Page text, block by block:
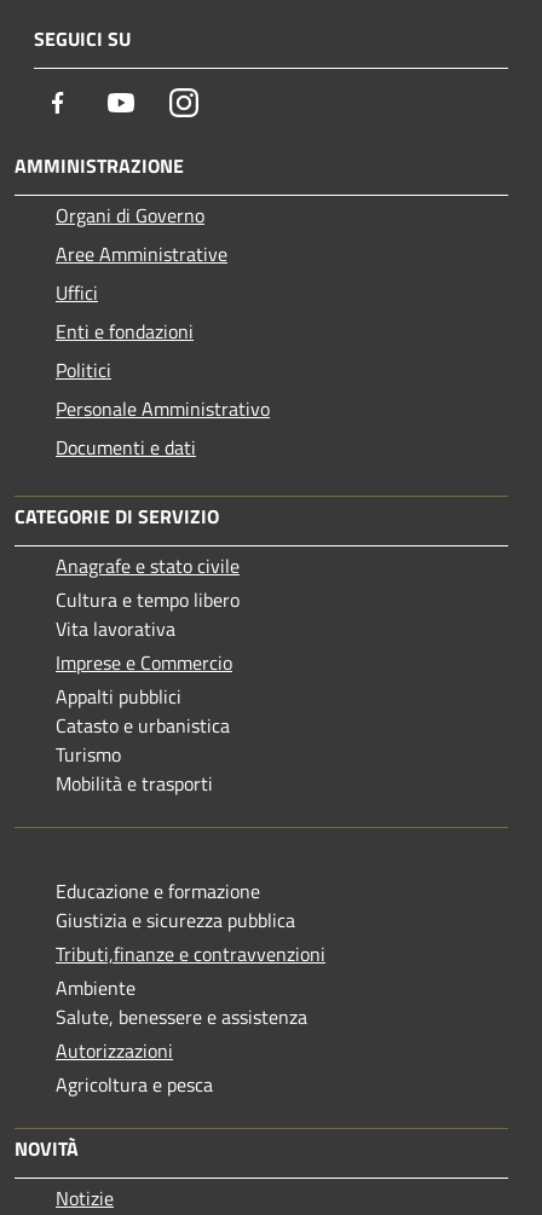
SEGUICI SU
Facebook YoutubeInstagram
AMMINISTRAZIONE
Organi di Governo
Aree Amministrative
Uffici
Enti e fondazioni
Politici
Personale Amministrativo
Documenti e dati
CATEGORIE DI SERVIZIO
Anagrafe e stato civile
Cultura e tempo libero
Vita lavorativa
Imprese e Commercio
Appalti pubblici
Catasto e urbanistica
Turismo
Mobilità e trasporti
Educazione e formazione
Giustizia e sicurezza pubblica
Tributi,finanze e contravvenzioni
Ambiente
Salute, benessere e assistenza
Autorizzazioni
Agricoltura e pesca
NOVITÀ
Notizie